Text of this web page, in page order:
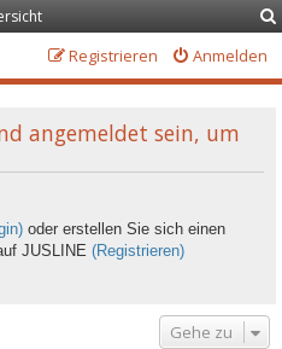
Anmelden
Registrieren
angemeldet sein, um
oder erstellen Sie sich einen
JUSLINE (Registrieren)
Gehe zu